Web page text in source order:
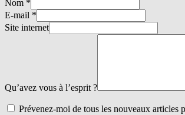
Nom *
E-mail *
Site internet
Qu’avez vous à l’esprit ?
Prévenez-moi de tous les nouveaux articles